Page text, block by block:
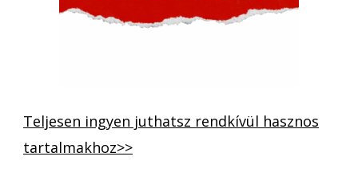
Teljesen ingyen juthatsz rendkívül hasznos
tartalmakhoz>>